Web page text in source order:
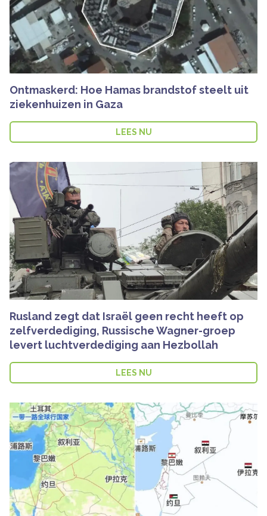
Ontmaskerd: Hoe Hamas brandstof steelt uit
ziekenhuizen in Gaza
LEES NU
Rusland zegt dat Israël geen recht heeft op
zelfverdediging, Russische Wagner-groep
levert luchtverdediging aan Hezbollah
LEES NU